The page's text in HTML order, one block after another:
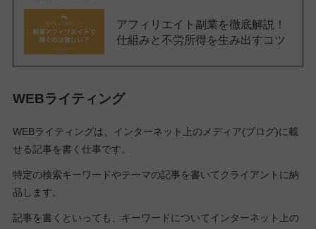
アフィリエイト副業を徹底解説！
仕組みと不労所得を生み出すコツ
WEBライティング
WEBライティングは、インターネット上のメディア(ブログ)に載
せる記事を書く仕事です。
特定の検索キーワードやテーマの記事を書いてクライアントに納
品します。
記事を書くといっても、キーワードについてインターネット上の